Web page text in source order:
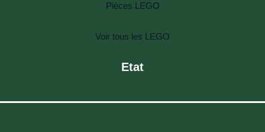
Pièces LEGO
Voir tous les LEGO
Etat